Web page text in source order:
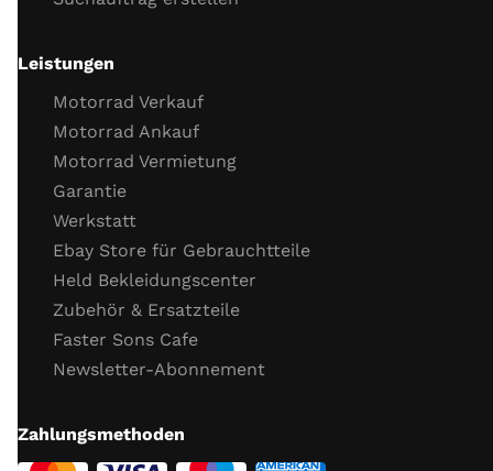
Öl
Probefahrt
Probefahrt
Verhalten Bremsen
Verhalten Beschleunigung
Funktion Getriebe
Funktion Fahrzeug­elektronik (ABS, TC)
Allgemeines ­Fahr­verhalten
Abschluss Kontrolle / Schrauben nachziehen
Leistungen
Motorrad Verkauf
Motorrad Ankauf
Motorrad Vermietung
Garantie
Werkstatt
Ebay Store für Gebrauchtteile
Held Bekleidungscenter
Zubehör & Ersatzteile
Faster Sons Cafe
Newsletter-Abonnement
Zahlungsmethoden